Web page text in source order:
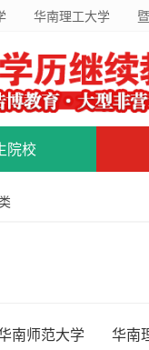
华南理工大学
院校
南师范大学 华南